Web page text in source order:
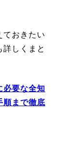
ておきたい
しくまと
必要な全知
順まで徹底